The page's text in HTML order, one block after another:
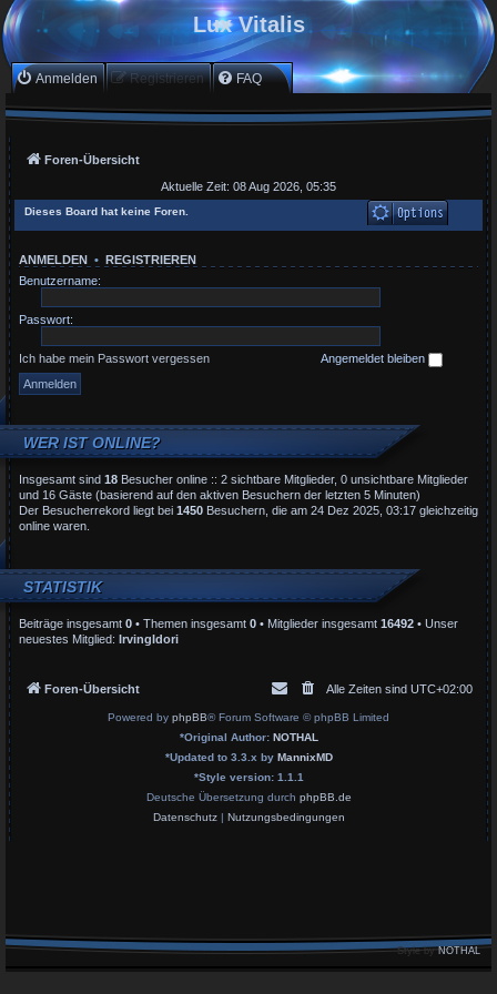
Lux Vitalis
Anmelden Registrieren FAQ
Foren-Übersicht
Aktuelle Zeit: 08 Aug 2026, 05:35
Dieses Board hat keine Foren.
ANMELDEN • REGISTRIEREN
Benutzername:
Passwort:
Ich habe mein Passwort vergessen Angemeldet bleiben
WER IST ONLINE?
Insgesamt sind 18 Besucher online :: 2 sichtbare Mitglieder, 0 unsichtbare Mitglieder
und 16 Gäste (basierend auf den aktiven Besuchern der letzten 5 Minuten)
Der Besucherrekord liegt bei 1450 Besuchern, die am 24 Dez 2025, 03:17 gleichzeitig
online waren.
STATISTIK
Beiträge insgesamt 0 • Themen insgesamt 0 • Mitglieder insgesamt 16492 • Unser
neuestes Mitglied: IrvingIdori
Foren-Übersicht Alle Zeiten sind UTC+02:00
Powered by phpBB® Forum Software © phpBB Limited
*Original Author: NOTHAL
*Updated to 3.3.x by MannixMD
*Style version: 1.1.1
Deutsche Übersetzung durch phpBB.de
Datenschutz| Nutzungsbedingungen
Style byNOTHAL